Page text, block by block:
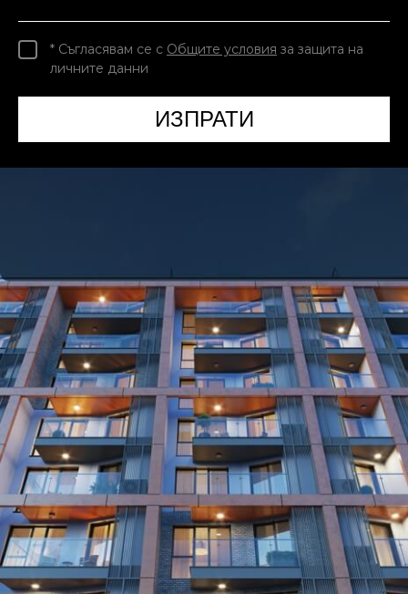
* Съгласявам се с Общите условия за защита на
личните данни